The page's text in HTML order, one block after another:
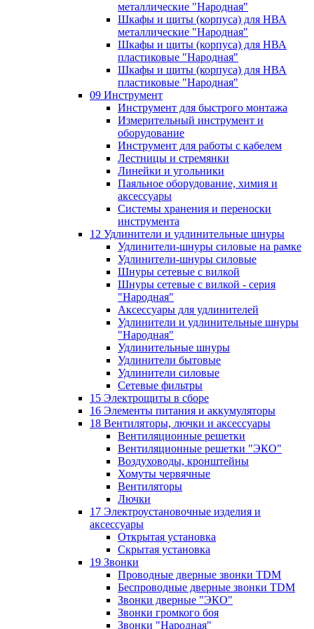
металлические "Народная"
Шкафы и щиты (корпуса) для НВА
металлические "Народная"
Шкафы и щиты (корпуса) для НВА
пластиковые "Народная"
Шкафы и щиты (корпуса) для НВА
пластиковые "Народная"
09 Инструмент
Инструмент для быстрого монтажа
Измерительный инструмент и
оборудование
Инструмент для работы с кабелем
Лестницы и стремянки
Линейки и угольники
Паяльное оборудование, химия и
аксессуары
Системы хранения и переноски
инструмента
12 Удлинители и удлинительные шнуры
Удлинители-шнуры силовые на рамке
Удлинители-шнуры силовые
Шнуры сетевые с вилкой
Шнуры сетевые с вилкой - серия
"Народная"
Аксессуары для удлинителей
Удлинители и удлинительные шнуры
"Народная"
Удлинительные шнуры
Удлинители бытовые
Удлинители силовые
Сетевые фильтры
15 Электрощиты в сборе
16 Элементы питания и аккумуляторы
18 Вентиляторы, лючки и аксессуары
Вентиляционные решетки
Вентиляционные решетки "ЭКО"
Воздуховоды, кронштейны
Хомуты червячные
Вентиляторы
Лючки
17 Электроустановочные изделия и
аксессуары
Открытая установка
Скрытая установка
19 Звонки
Проводные дверные звонки TDM
Беспроводные дверные звонки TDM
Звонки дверные "ЭКО"
Звонки громкого боя
Звонки "Народная"